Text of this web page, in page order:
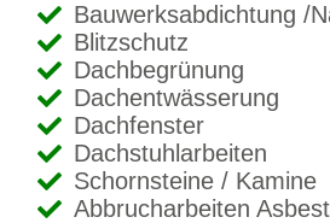
Bauwerksabdichtung /
Blitzschutz
Dachbegrünung
Dachentwässerung
Dachfenster
Dachstuhlarbeiten
Schornsteine / Kamine
Abbrucharbeiten